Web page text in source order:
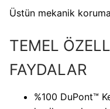
Üstün mekanik
TEMEL
FAYDALAR
%100 DuPont™